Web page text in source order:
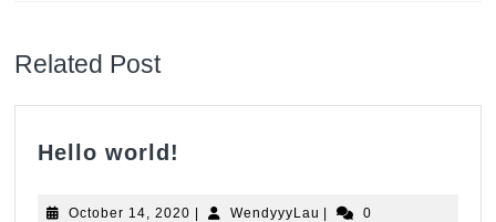
Related Post
Hello world!
October 14, 2020 October
| WendyyyLau WendyyyLau
|
0